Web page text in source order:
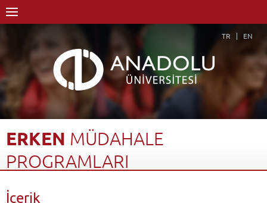
TR EN
ERKEN MÜDAHALE
PROGRAMLARI
Özel Eğitim Bölümü
İçerik